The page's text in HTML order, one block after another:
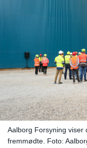
Aalborg Forsyning viser
fremmødte. Foto: